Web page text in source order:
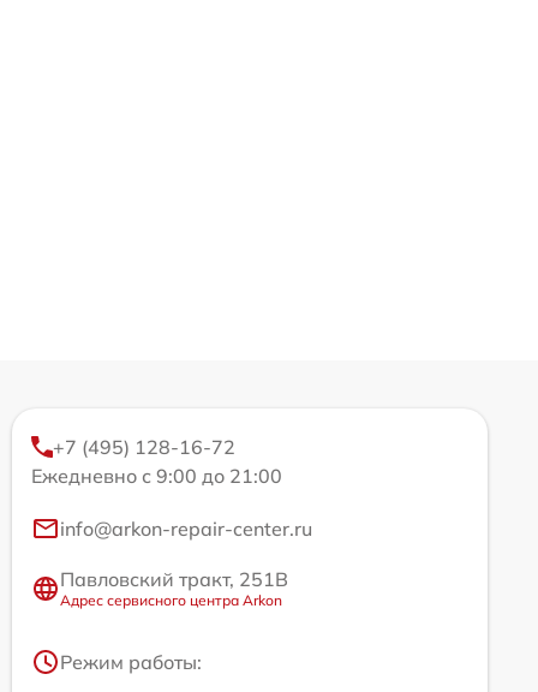
+7 (495) 128-16-72
Ежедневно с 9:00 до 21:00
info@arkon-repair-center.ru
Павловский тракт, 251В
Адрес сервисного центра Arkon
Режим работы: